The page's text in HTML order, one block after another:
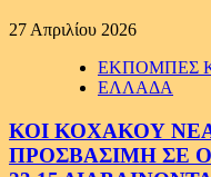
27 Απριλίου 2026
ΕΚΠΟΜΠΕΣ
ΕΛΛΑΔΑ
ΚΟΙ ΚΟΧΑΚΟΥ
ΠΡΟΣΒΑΣΙΜΗ ΣΕ